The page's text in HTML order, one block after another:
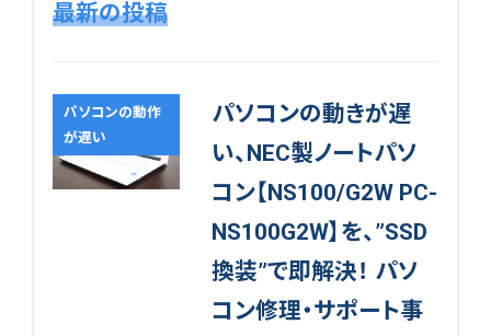
最新の投稿
パソコンの動作
が遅い
パソコンの動きが遅
い、NEC製ノートパソ
コン【NS100/G2W PC-
NS100G2W】を、”SSD
換装”で即解決！ パソ
コン修理・サポート事